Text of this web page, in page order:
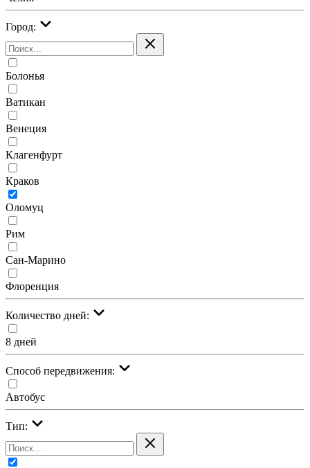
Город:
Болонья
Ватикан
Венеция
Клагенфурт
Краков
Оломуц
Рим
Сан-Марино
Флоренция
Количество дней:
8 дней
Cпособ передвижения:
Автобус
Тип: